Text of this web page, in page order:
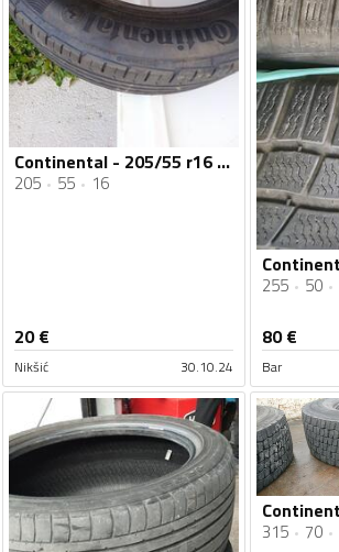
Continental - 205/55 r16 - Ljetnja guma
205 55 16
20€
Nikšić 30.10.24
255 50
80€
Bar
315 70